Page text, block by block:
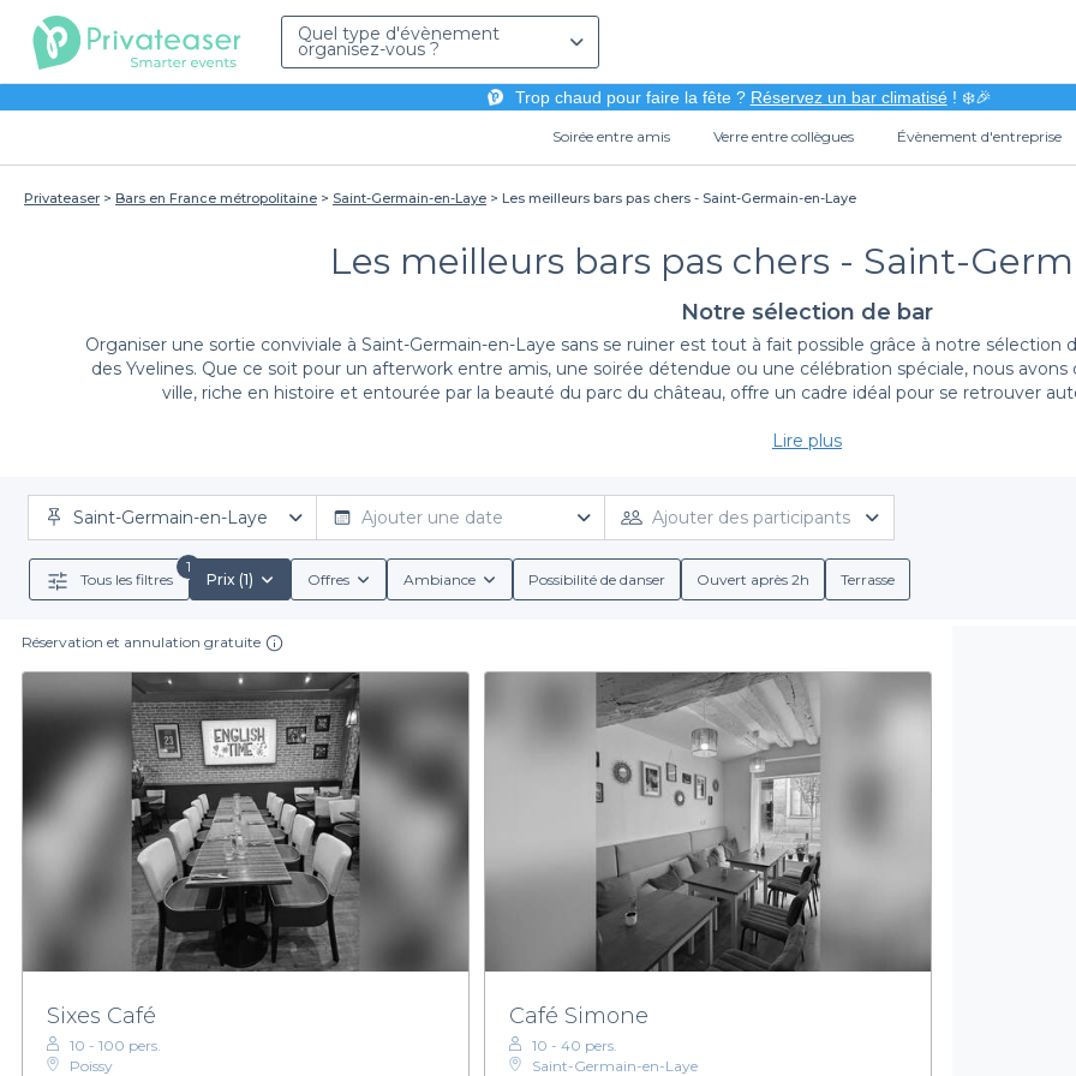
Quel type d'évènement
organisez-vous ?
Trop chaud pour faire la fête ? Réservez un bar climatisé! ❄️🎉
Soirée entre amis Verre entre collègues Évènement d'entreprise
Privateaser Bars en France métropolitaine Saint-Germain-en-Laye Les meilleurs bars pas chers - Saint-Germain-en-Laye
Les meilleurs bars pas chers - Saint-
Notre sélection de bar
Organiser une sortie conviviale à Saint-Germain-en-Laye sans se ruiner est tout à fait possible grâce à notre
des Yvelines. Que ce soit pour un afterwork entre amis, une soirée détendue ou une célébration spéciale, nous
ville, riche en histoire et entourée par la beauté du parc du château, offre un cadre idéal pour se retrouver
À travers Privateaser, nous vous facilitons la recherche de bars pas chers qui correspondent à vos attentes. Notre
gamme d'établissements, tous sélectionnés pour leur ambiance accueillante et leurs tarifs abordables. En quelques
conditions de réservation, et même consulter les menus de groupes proposés par les bars. Que vous soyez amateur
offre un assortiment de boissons qui saura ravir vos papilles.
En réservant sur notre plateforme, vous bénéficierez d'une multitude de choix. Les meilleurs bars pas chers de Saint-
variées, que ce soit un cadre urbain, un décor intimiste ou un lieu festif. De plus, beaucoup d'entre eux proposent
boissons, parfaites pour un apéritif dînatoire. Avec des détails transparents sur les services offerts, vous êtes en
Pour votre prochaine sortie à Saint-Germain-en-Laye, n’hésitez pas à utiliser Privateaser pour réserver un bar pas
les milliers d’options disponibles et laissez-nous vous aider à créer une expérience mémorable. Visitez notre site
événement de manière simple et efficace.
Lire plus
Saint-Germain-en-Laye Ajouter une date Ajouter des participants
Tous les filtres
1
Prix (1) Offres Ambiance Possibilité de danser Ouvert après 2h Terrasse
Réservation et annulation gratuite
Sixes Café
10 - 100 pers.
Poissy
Café Simone
10 - 40 pers.
Saint-Germain-en-Laye